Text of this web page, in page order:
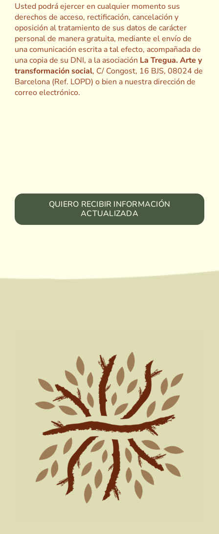
Usted podrá ejercer en cualquier momento sus
derechos de acceso, rectificación, cancelación y
oposición al tratamiento de sus datos de carácter
personal de manera gratuita, mediante el envío de
una comunicación escrita a tal efecto, acompañada de
una copia de su DNI, a la asociación La Tregua. Arte y
transformación social, C/ Congost, 16 BJS, 08024 de
Barcelona (Ref. LOPD) o bien a nuestra dirección de
correo electrónico.
QUIERO RECIBIR INFORMACIÓN
ACTUALIZADA